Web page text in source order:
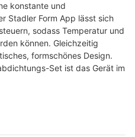
konstante und
Stadler Form App lässt sich
sodass Temperatur und
können. Gleichzeitig
formschönes Design.
Set ist das Gerät im